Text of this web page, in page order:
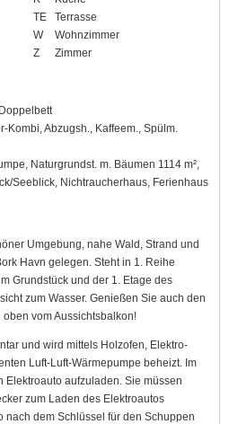
TE
Terrasse
W
Wohnzimmer
Z
Zimmer
Kombi, Abzugsh., Kaffeem., Spülm.
Naturgrundst. m. Bäumen 1114 m²,
Seeblick, Nichtraucherhaus, Ferienhaus
Umgebung, nahe Wald, Strand und
Havn gelegen. Steht in 1. Reihe
Grundstück und der 1. Etage des
zum Wasser. Genießen Sie auch den
vom Aussichtsbalkon!
und wird mittels Holzofen, Elektro-
Luft-Luft-Wärmepumpe beheizt. Im
Elektroauto aufzuladen. Sie müssen
zum Laden des Elektroautos
nach dem Schlüssel für den Schuppen